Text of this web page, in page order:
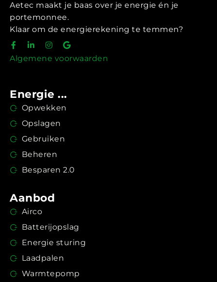
Aetec maakt je baas over je energie én je
portemonnee.
Klaar om de energierekening te temmen?
Algemene voorwaarden
Energie ...
Opwekken
Opslagen
Gebruiken
Beheren
Besparen 2.0
Aanbod
Airco
Batterijopslag
Energie sturing
Laadpalen
Warmtepomp